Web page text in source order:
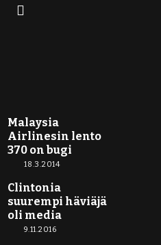
Malaysia
Airlinesin lento
370 on bugi
18.3.2014
Clintonia
suurempi häviäjä
oli media
9.11.2016